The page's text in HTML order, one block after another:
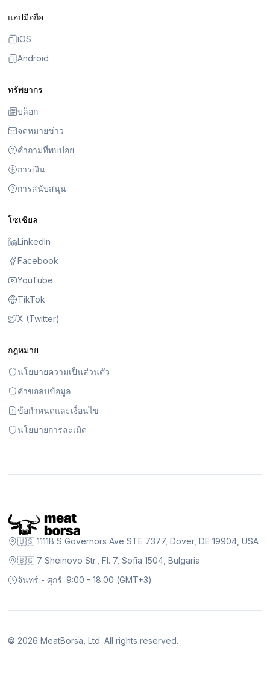
แอปมือถือ
iOS
Android
ทรัพยากร
บล็อก
จดหมายข่าว
คำถามที่พบบ่อย
การเงิน
การสนับสนุน
โซเชียล
LinkedIn
Facebook
YouTube
TikTok
X (Twitter)
กฎหมาย
นโยบายความเป็นส่วนตัว
คำขอลบข้อมูล
ข้อกำหนดและเงื่อนไข
นโยบายการละเมิด
🇺🇸 1111B S Governors Ave STE 7377, Dover, DE 19904, USA
🇧🇬 7 Sheinovo Str., Fl. 7, Sofia 1504, Bulgaria
จันทร์ - ศุกร์: 9:00 - 18:00 (GMT+3)
© 2026 MeatBorsa, Ltd. All rights reserved.